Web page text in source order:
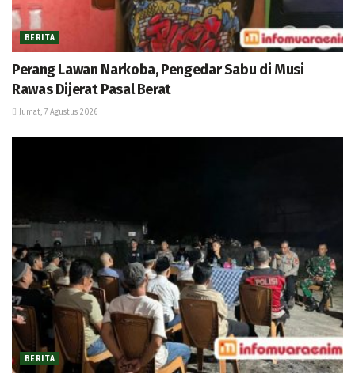
BERITA
Perang Lawan Narkoba, Pengedar Sabu di Musi
Rawas Dijerat Pasal Berat
Jumat, 7 Agustus 2026
BERITA